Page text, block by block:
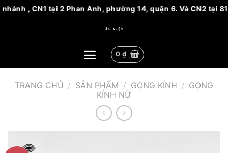
, CN1 tại 2 Phan Anh, phường 14, quận 6. Và CN2 tại 81
0 ₫
TRANG CHỦ / SẢN PHẨM / GỌNG KÍNH / GỌNG
KÍNH NỮ